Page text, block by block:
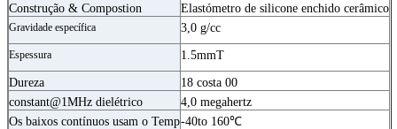
Construção & Compostion Elastómetro de silicone enchido cerâmico
Gravidade específica 3,0 g/cc
Espessura 1.5mmT
Dureza
18 costa 00
constant@1MHz dielétrico
4,0 megahertz
Os baixos contínuos usam o Temp-40to 160℃